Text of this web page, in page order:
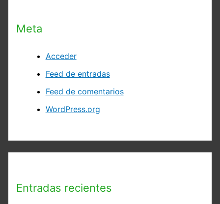
Meta
Acceder
Feed de entradas
Feed de comentarios
WordPress.org
Entradas recientes